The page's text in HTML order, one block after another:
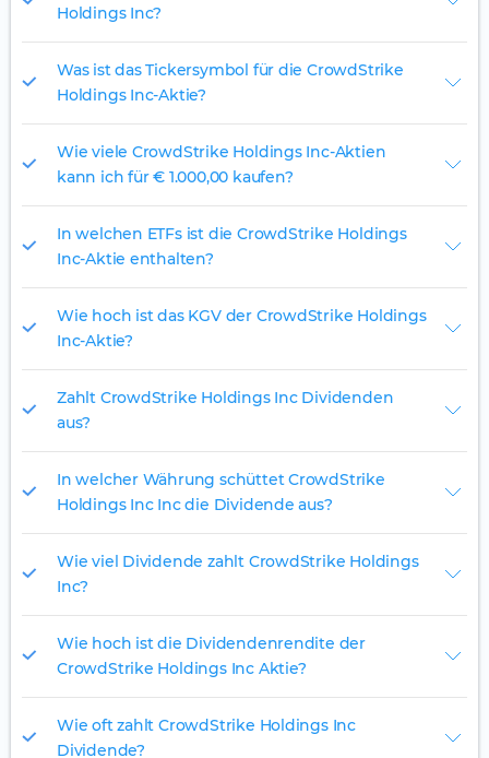
Holdings Inc?
Was ist das Tickersymbol für die CrowdStrike
Holdings Inc-Aktie?
Wie viele CrowdStrike Holdings Inc-Aktien
kann ich für € 1.000,00 kaufen?
In welchen ETFs ist die CrowdStrike Holdings
Inc-Aktie enthalten?
Wie hoch ist das KGV der CrowdStrike Holdings
Inc-Aktie?
Zahlt CrowdStrike Holdings Inc Dividenden
aus?
In welcher Währung schüttet CrowdStrike
Holdings Inc Inc die Dividende aus?
Wie viel Dividende zahlt CrowdStrike Holdings
Inc?
Wie hoch ist die Dividendenrendite der
CrowdStrike Holdings Inc Aktie?
Wie oft zahlt CrowdStrike Holdings Inc
Dividende?